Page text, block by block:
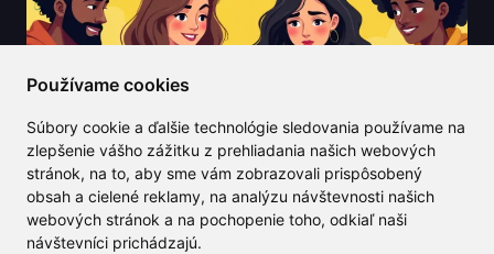
Používame cookies
Súbory cookie a ďalšie technológie sledovania používame na
zlepšenie vášho zážitku z prehliadania našich webových
stránok, na to, aby sme vám zobrazovali prispôsobený
obsah a cielené reklamy, na analýzu návštevnosti našich
webových stránok a na pochopenie toho, odkiaľ naši
návštevníci prichádzajú.
2025/06/20